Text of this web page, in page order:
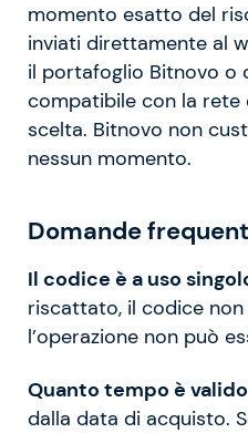
momento esatto del
inviati direttamente al
il portafoglio Bitnovo o
compatibile con la rete
scelta. Bitnovo non
nessun momento.
Domande
Il codice è a uso
riscattato, il codice
l’operazione non può
Quanto tempo è
dalla data di acquisto.